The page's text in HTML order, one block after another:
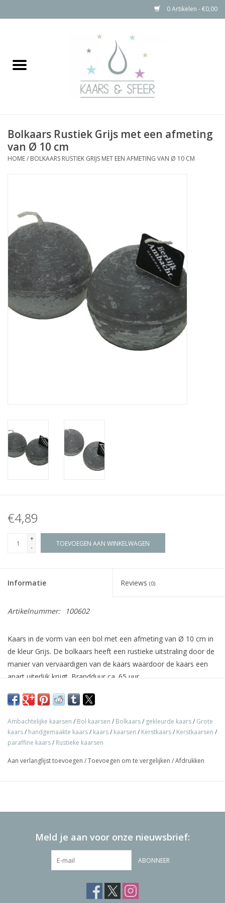
0 Artikelen - €0,00
Stompkaarsen Rustiek
Buitenkaarsen
Aanbiedingen
Vierkante Kaarsen
Ecologische Kaarsen
Kerst Kaarsen
Bolkaars Rustiek Grijs met een afmeting
van Ø 10 cm
HOME/ BOLKAARS RUSTIEK GRIJS MET EEN AFMETING VAN Ø 10 CM
€4,89
+
-
TOEVOEGEN AAN WINKELWAGEN
Informatie Reviews (0)
Artikelnummer: 100602
Kaars in de vorm van een bol met een afmeting van Ø 10 cm in
de kleur Grijs. De bolkaars heeft een rustieke uitstraling door de
manier van vervaardigen van de kaars waardoor de kaars een
apart uiterlijk krijgt. Brandduur ca. 65 uur.
Ambachtelijke kaarsen / Bol kaarsen / Bolkaars/ gekleurde kaars/ Grote
kaars/ handgemaakte kaars/ kaars/ kaarsen / Kerstkaars/ Kerstkaarsen /
paraffine kaars/ Rustieke kaarsen
Aan verlanglijst toevoegen /Toevoegen om te vergelijken /Afdrukken
Meld je aan voor onze nieuwsbrief:
ABONNEER